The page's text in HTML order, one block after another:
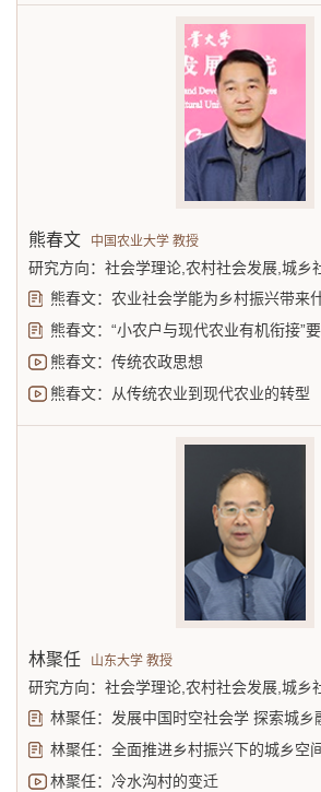
熊春文 中国农业大学 教授
研究方向：社会学理论,农村社会发展,城乡
熊春文：农业社会学能为乡村振兴带来
熊春文：“小农户与现代农业有机衔接”
熊春文：传统农政思想
熊春文：从传统农业到现代农业的转型
林聚任 山东大学 教授
研究方向：社会学理论,农村社会发展,城乡
林聚任：发展中国时空社会学 探索城乡
林聚任：全面推进乡村振兴下的城乡空
林聚任：冷水沟村的变迁